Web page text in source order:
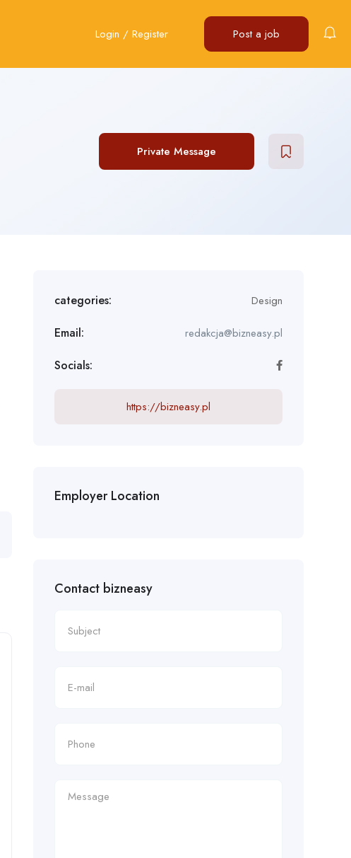
Login / Register Post a job
Private Message
categories: Design
Email: redakcja@bizneasy.pl
Socials:
https://bizneasy.pl
Employer Location
Contact bizneasy